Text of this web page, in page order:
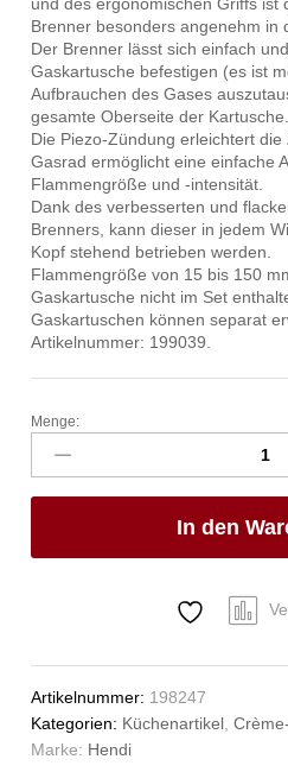
und des ergonomischen Griffs ist
Brenner besonders angenehm in
Der Brenner lässt sich einfach
Gaskartusche befestigen (es ist
Aufbrauchen des Gases
gesamte Oberseite der Kartusche.
Die Piezo-Zündung erleichtert
Gasrad ermöglicht eine einfache
Flammengröße und -intensität.
Dank des verbesserten und
Brenners, kann dieser in jedem
Kopf stehend betrieben werden.
Flammengröße von 15 bis 150
Gaskartusche nicht im Set
Gaskartuschen können separat
Artikelnummer: 199039.
HENDI
Crème-
Brûlée-
HENDI,
Menge:
In den
Artikelnummer: 198247
Kategorien: Küchenartikel,
Marke: Hendi